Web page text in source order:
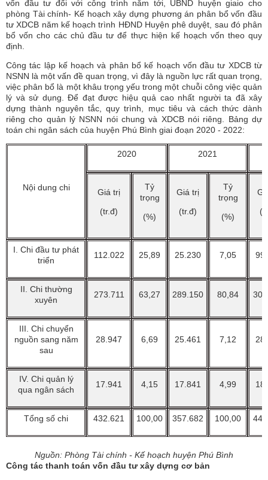
vốn đầu tư đối với công trình năm tới, UBND huyện giaio cho
phòng Tài chính- Kế hoạch xây dựng phương án phân bổ vốn đầu
tư XDCB năm kế hoạch trình HĐND Huyện phê duyệt, sau đó phân
bổ vốn cho các chủ đầu tư để thực hiện kế hoạch vốn theo quy
định.
Công tác lập kế hoạch và phân bổ kế hoạch vốn đầu tư XDCB từ
NSNN là một vấn đề quan trọng, vì đây là nguồn lực rất quan trọng,
việc phân bổ là một khâu trọng yếu trong một chuỗi công việc quản
lý và sử dụng. Để đạt được hiệu quả cao nhất người ta đã xây
dựng thành nguyên tắc, quy trình, mục tiêu và cách thức dành
riêng cho quản lý NSNN nói chung và XDCB nói riêng. Bảng dự
toán chi ngân sách của huyện Phú Bình giai đoạn 2020 - 2022:
Nội dung chi
2020 2021
Giá trị
(tr.đ)
Tỷ
trọng
(%)
Giá trị
(tr.đ)
Tỷ
trọng
(%)
I. Chi đầu tư phát
triển
112.022 25,89 25.230 7,05
II. Chi thường
xuyên
273.711 63,27 289.150 80,84
III. Chi chuyển
nguồn sang năm
sau
28.947 6,69 25.461 7,12
IV. Chi quản lý
qua ngân sách
17.941 4,15 17.841 4,99
Tổng số chi 432.621 100,00 357.682 100,00
Nguồn: Phòng Tài chính - Kế hoạch huyện Phú Bình
Công tác thanh toán vốn đầu tư xây dựng cơ bản